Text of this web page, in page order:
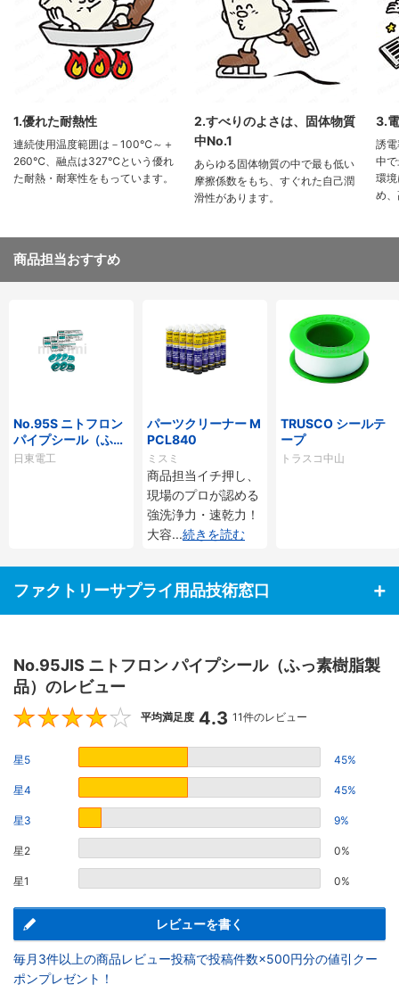
1.優れた耐熱性
連続使用温度範囲は－100℃～＋
260℃、融点は327℃という優れ
た耐熱・耐寒性をもっています。
2.すべりのよさは、固体物質
中No.1
あらゆる固体物質の中で最も低い
摩擦係数をもち、すぐれた自己潤
滑性があります。
3.
誘
中
環
め
商品担当おすすめ
No.95S ニトフロン
パイプシール（ふっ
素樹脂製品）
日東電工
パーツクリーナー M
PCL840
ミスミ
商品担当イチ押し、
現場のプロが認める
強洗浄力・速乾力！
大容...続きを読む
TRUSCO シールテ
ープ
トラスコ中山
ファクトリーサプライ用品技術窓口
No.95JIS ニトフロン パイプシール（ふっ素樹脂製
品）のレビュー
4.3
平均満足度 4.3 11件のレビュー
星5 45%
星4 45%
星3 9%
星2 0%
星1 0%
レビューを書く
毎月3件以上の商品レビュー投稿で投稿件数×500円分の値引クー
ポンプレゼント！